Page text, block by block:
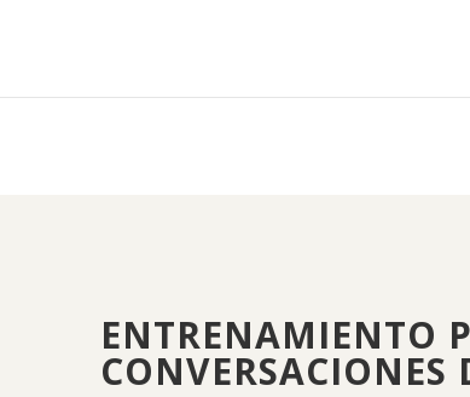
ENTRENAMIENTO
CONVERSACIONES